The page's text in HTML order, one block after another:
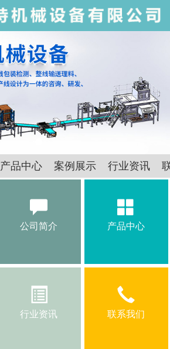
产品中心 案例展示 行业资讯
公司简介 产品中心
行业资讯 联系我们